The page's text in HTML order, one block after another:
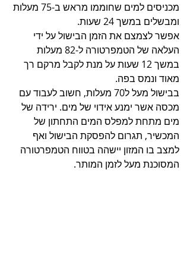
מכניסים למים שחוממו מראש ב-75 מעלות
ומבשלים במשך 24 שעות.
אפשר לצמצם את הזמן הבישול על ידי
העלאה של הטמפרטורה ל-82 מעלות
במשך 12 שעות על מנת לקבל מרקם רך
מאוד ונמס בפה.
בבישול מעל ל70 מעלות, חשוב לעבוד עם
מכסה אשר ימנע אידוי של מים. ירידה של
מים מתחת למפלס המים התחתון של
המכשיר, תגרום להפסקת הבישול ואף
למצב בו המזון יישהה בטווח הטמפרטורה
המסוכנת מעל לזמן המותר.